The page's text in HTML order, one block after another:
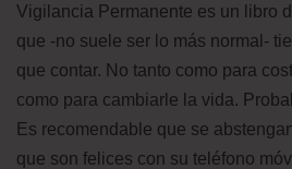
Vigilancia Permanente es un libro
que -no suele ser lo más normal-
que contar. No tanto como para
como para cambiarle la vida.
Es recomendable que se
que son felices con su teléfono